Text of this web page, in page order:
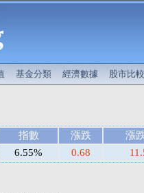
基金分類 經濟數據 股市比較
指數 漲跌
漲
6.55%
0.68